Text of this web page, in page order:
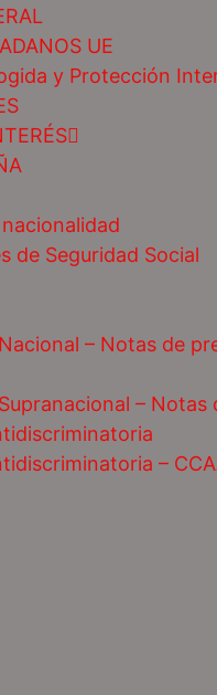
UE
y Protección
de Seguridad Social
– Notas de
– Notas
–